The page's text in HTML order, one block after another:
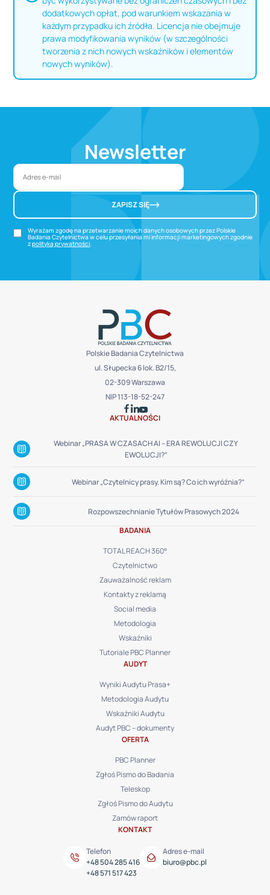
dodatkowych opłat, pod warunkiem wskazania w
każdym przypadku ich źródła. Licencja nie obejmuje
prawa modyfikowania wyników (w szczególności
tworzenia z nich nowych wskaźników i elementów
nowych wyników).
Newsletter
ZAPISZ SIĘ
Wyrażam zgodę na przetwarzanie moich danych osobowych przez Polskie
Badania Czytelnictwa w celu przesyłania mi informacji marketingowych zgodnie
zpolityką prywatności.
Polskie Badania Czytelnictwa
ul. Słupecka 6 lok. B2/15,
02-309 Warszawa
NIP 113-18-52-247
AKTUALNOŚCI
Webinar „PRASA W CZASACH AI – ERA REWOLUCJI CZY
EWOLUCJI?”
Webinar „Czytelnicy prasy. Kim są? Co ich wyróżnia?”
Rozpowszechnianie Tytułów Prasowych 2024
BADANIA
TOTAL REACH 360°
Czytelnictwo
Zauważalność reklam
Kontakty z reklamą
Social media
Metodologia
Wskaźniki
Tutoriale PBC Planner
AUDYT
Wyniki Audytu Prasa+
Metodologia Audytu
Wskaźniki Audytu
Audyt PBC – dokumenty
OFERTA
PBC Planner
Zgłoś Pismo do Badania
Teleskop
Zgłoś Pismo do Audytu
Zamów raport
KONTAKT
Telefon
+48 504 285 416
+48 571 517 423
Adres e-mail
biuro@pbc.pl